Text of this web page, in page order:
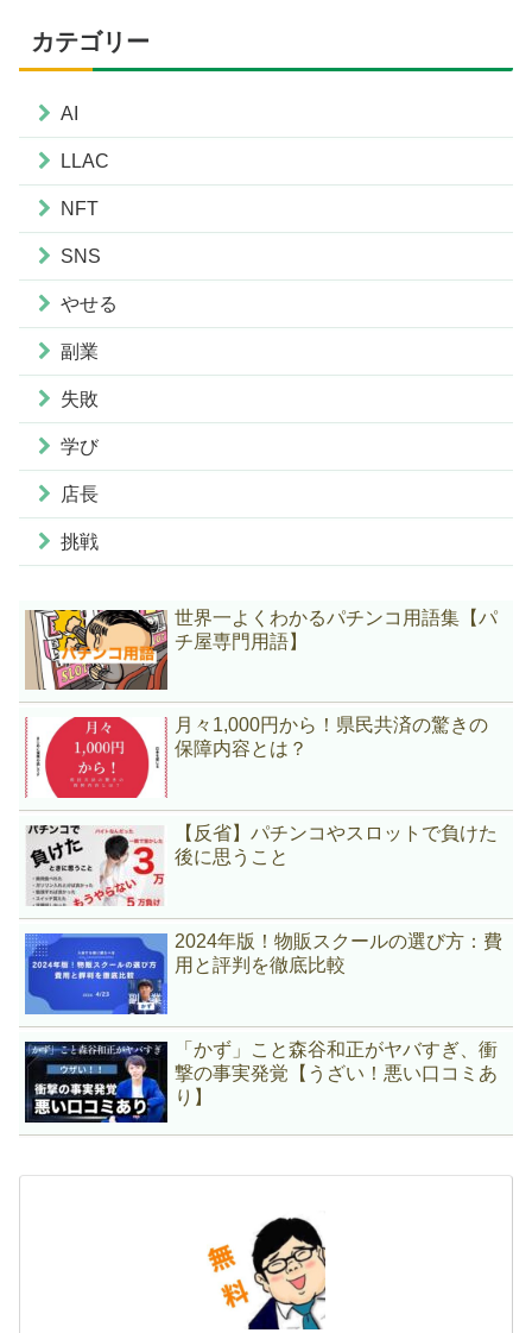
カテゴリー
AI
LLAC
NFT
SNS
やせる
副業
失敗
学び
店長
挑戦
世界一よくわかるパチンコ用語集【パ
チ屋専門用語】
月々1,000円から！県民共済の驚きの
保障内容とは？
【反省】パチンコやスロットで負けた
後に思うこと
2024年版！物販スクールの選び方：費
用と評判を徹底比較
「かず」こと森谷和正がヤバすぎ、衝
撃の事実発覚【うざい！悪い口コミあ
り】